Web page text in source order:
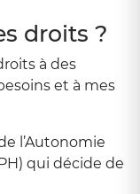
droits ?
à des
et à mes
l’Autonomie
qui décide de